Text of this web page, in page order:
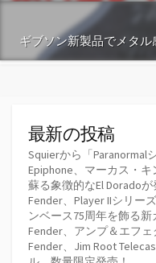
ギブソン新製品でメタル
最新の投稿
Squierから「Paranormal
Epiphone、マーカス・
蘇る象徴的なEl Doradoが
Fender、Player IIシリー
ンベース75周年を飾る
Fender、アンプ＆エフ
Fender、Jim Root